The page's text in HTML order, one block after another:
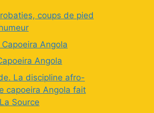
coups de pied
Angola
Angola
La discipline afro-
capoeira Angola fait
Source